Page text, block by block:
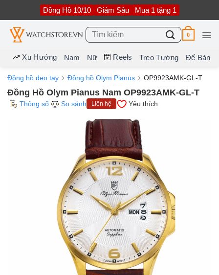
nội
dung
Đồng Hồ 10/10 Giảm Sâu Mua 1 tặng 1
Tìm
kiếm:
0
Xu Hướng Nam Nữ Reels Treo Tường Để Bàn
Đồng hồ đeo tay Đồng hồ Olym Pianus OP9923AMK-GL-T
Đồng Hồ Olym Pianus Nam OP9923AMK-GL-T
Thông số So sánh Liên hệ Yêu thích